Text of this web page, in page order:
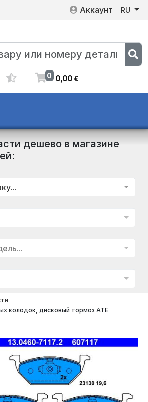
Аккаунт RU
0 0,00€
дешево в магазине
колодок, дисковый тормоз ATE